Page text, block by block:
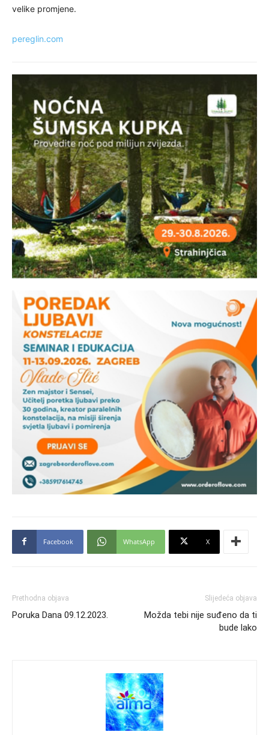
velike promjene.
pereglin.com
Facebook WhatsApp X
Prethodna objava
Poruka Dana 09.12.2023.
Slijedeća objava
Možda tebi nije suđeno da ti
bude lako